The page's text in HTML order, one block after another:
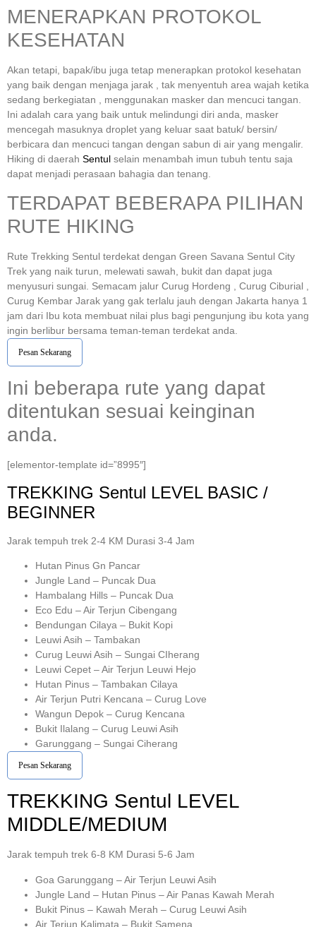
MENERAPKAN PROTOKOL
KESEHATAN
Akan tetapi, bapak/ibu juga tetap menerapkan protokol kesehatan
yang baik dengan menjaga jarak , tak menyentuh area wajah ketika
sedang berkegiatan , menggunakan masker dan mencuci tangan.
Ini adalah cara yang baik untuk melindungi diri anda, masker
mencegah masuknya droplet yang keluar saat batuk/ bersin/
berbicara dan mencuci tangan dengan sabun di air yang mengalir.
Hiking di daerah Sentul selain menambah imun tubuh tentu saja
dapat menjadi perasaan bahagia dan tenang.
TERDAPAT BEBERAPA PILIHAN
RUTE HIKING
Rute Trekking Sentul terdekat dengan Green Savana Sentul City
Trek yang naik turun, melewati sawah, bukit dan dapat juga
menyusuri sungai. Semacam jalur Curug Hordeng , Curug Ciburial ,
Curug Kembar Jarak yang gak terlalu jauh dengan Jakarta hanya 1
jam dari Ibu kota membuat nilai plus bagi pengunjung ibu kota yang
ingin berlibur bersama teman-teman terdekat anda.
Pesan Sekarang
Ini beberapa rute yang dapat
ditentukan sesuai keinginan
anda.
[elementor-template id=”8995″]
TREKKING Sentul LEVEL BASIC /
BEGINNER
Jarak tempuh trek 2-4 KM Durasi 3-4 Jam
Hutan Pinus Gn Pancar
Jungle Land – Puncak Dua
Hambalang Hills – Puncak Dua
Eco Edu – Air Terjun Cibengang
Bendungan Cilaya – Bukit Kopi
Leuwi Asih – Tambakan
Curug Leuwi Asih – Sungai CIherang
Leuwi Cepet – Air Terjun Leuwi Hejo
Hutan Pinus – Tambakan Cilaya
Air Terjun Putri Kencana – Curug Love
Wangun Depok – Curug Kencana
Bukit Ilalang – Curug Leuwi Asih
Garunggang – Sungai Ciherang
Pesan Sekarang
TREKKING Sentul LEVEL
MIDDLE/MEDIUM
Jarak tempuh trek 6-8 KM Durasi 5-6 Jam
Goa Garunggang – Air Terjun Leuwi Asih
Jungle Land – Hutan Pinus – Air Panas Kawah Merah
Bukit Pinus – Kawah Merah – Curug Leuwi Asih
Air Terjun Kalimata – Bukit Samena